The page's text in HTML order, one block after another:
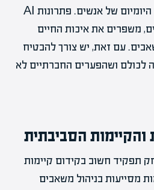
השפעה נוספת היא על חיי היומיום של אנשים. פתרונות AI
משפרים את איכות החיים
עם זאת, יש צורך להבטיח
לכולם ושהפערים החברתיים לא
והקיימות הסביבתית
תפקיד חשוב בקידום קיימות
מסייעות בניהול משאבים